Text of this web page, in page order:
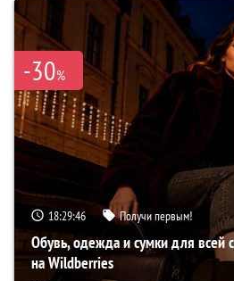
-30%
18:29:45 Получи первым!
Обувь, одежда и сумки для всей
на Wildberries